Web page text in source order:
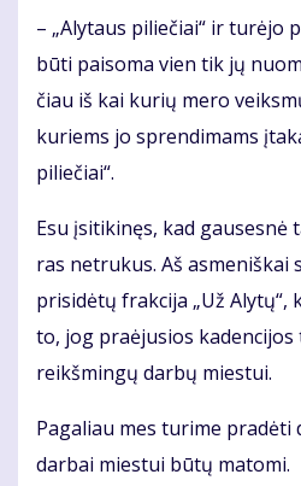
– „Aly­taus pi­lie­čiai“ ir tu­rė­jo
bū­ti pai­so­ma vien tik jų
čiau iš kai ku­rių me­ro
ku­riems jo spren­di­mams
pi­lie­čiai“.
Esu įsi­ti­ki­nęs, kad
ras ne­tru­kus. Aš as­me­niš­kai
pri­si­dė­tų frak­ci­ja „Už
to, jog pra­ėju­sios
reikš­min­gų dar­bų mies­tui.
Pa­ga­liau mes tu­ri­me pra­dė­ti
dar­bai mies­tui bū­tų ma­to­mi.